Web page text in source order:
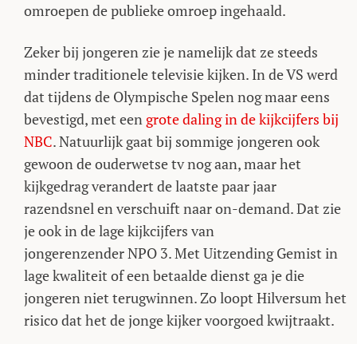
omroepen de publieke omroep ingehaald.
Zeker bij jongeren zie je namelijk dat ze steeds
minder traditionele televisie kijken. In de VS werd
dat tijdens de Olympische Spelen nog maar eens
bevestigd, met een grote daling in de kijkcijfers bij
NBC. Natuurlijk gaat bij sommige jongeren ook
gewoon de ouderwetse tv nog aan, maar het
kijkgedrag verandert de laatste paar jaar
razendsnel en verschuift naar on-demand. Dat zie
je ook in de lage kijkcijfers van
jongerenzender NPO 3. Met Uitzending Gemist in
lage kwaliteit of een betaalde dienst ga je die
jongeren niet terugwinnen. Zo loopt Hilversum het
risico dat het de jonge kijker voorgoed kwijtraakt.